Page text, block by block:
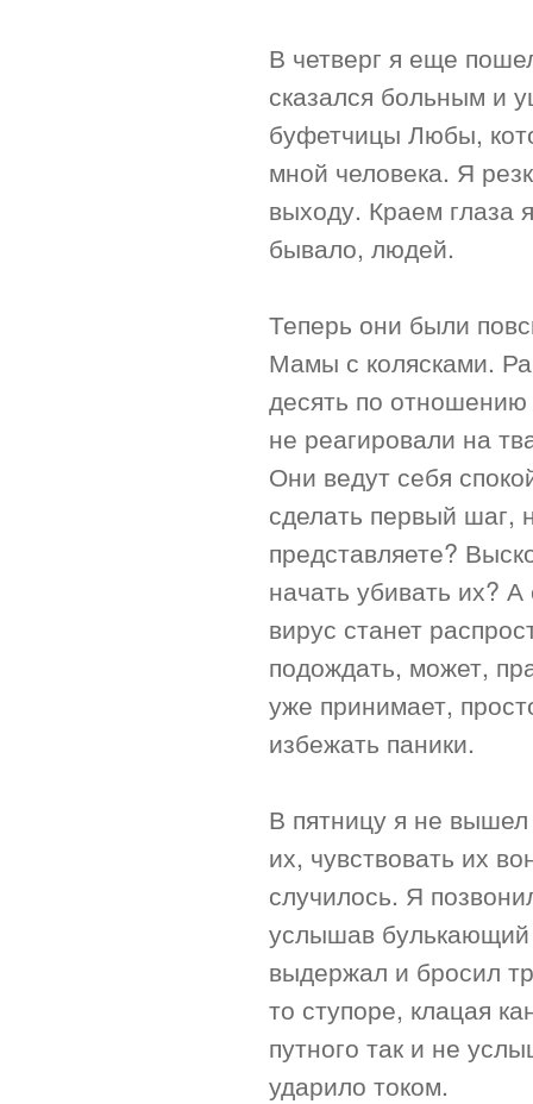
В четверг я еще
сказался больным и
буфетчицы Любы,
мной человека. Я
выходу. Краем глаза
бывало, людей.
Теперь они были
Мамы с колясками.
десять по
не реагировали на
Они ведут себя
сделать первый шаг,
представляете?
начать убивать их?
вирус станет
подождать, может,
уже принимает,
избежать паники.
В пятницу я не
их, чувствовать их
случилось. Я
услышав
выдержал и бросил
то ступоре, клацая
путного так и не
ударило током.